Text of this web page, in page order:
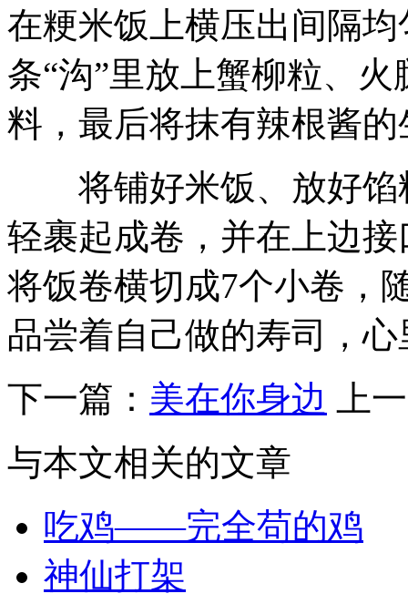
在粳米饭上横压出间隔
条“沟”里放上蟹柳粒、
料，最后将抹有辣根酱
将铺好米饭、放好馅
轻裹起成卷，并在上边
将饭卷横切成7个小卷，
品尝着自己做的寿司，
下一篇： 美在你身边
上
与本文相关的文章
吃鸡——完全苟的鸡
神仙打架